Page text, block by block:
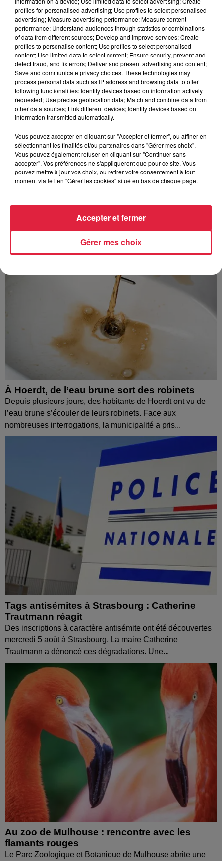
6 août 2026
Tags antisémites à Strasbourg :
Catherine Trautmann réagit
6 août 2026
Au zoo de Mulhouse : rencontre
À Hoerdt, de l’eau brune sort des robinets
Depuis plusieurs jours, des habitants de Hoerdt ont vu de
l’eau brune s’écouler de leurs robinets. Face aux
nombreuses interrogations, la municipalité a pris...
Tags antisémites à Strasbourg : Catherine
Trautmann réagit
Des inscriptions à caractère antisémite ont été découvertes
mercredi 5 août à Strasbourg. La maire Catherine
Trautmann a dénoncé ces dégradations. Une...
Au zoo de Mulhouse : rencontre avec les
flamants rouges
Le Parc Zoologique et Botanique de Mulhouse abrite une
profiles for personalised advertising; Use profiles to select personalised
advertising; Measure advertising performance; Measure content
performance; Understand audiences through statistics or combinations
of data from different sources; Develop and improve services; Create
profiles to personalise content; Use profiles to select personalised
content; Use limited data to select content; Ensure security, prevent and
detect fraud, and fix errors; Deliver and present advertising and content;
Save and communicate privacy choices. These technologies may
process personal data such as IP address and browsing data to offer
following functionalities: Identify devices based on information actively
requested; Use precise geolocation data; Match and combine data from
other data sources; Link different devices; Identify devices based on
information transmitted automatically.
Vous pouvez accepter en cliquant sur "Accepter et fermer", ou affiner en
sélectionnant les finalités et/ou partenaires dans "Gérer mes choix".
Vous pouvez également refuser en cliquant sur "Continuer sans
accepter". Vos préférences ne s'appliqueront que pour ce site. Vous
pouvez mettre à jour vos choix, ou retirer votre consentement à tout
moment via le lien "Gérer les cookies" situé en bas de chaque page.
Gérer mes choix
Accepter et fermer